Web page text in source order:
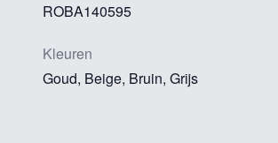
ROBA140595
Kleuren
Goud, Beige, Bruin, Grijs